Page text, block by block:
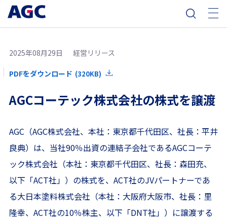
2025年08月29日 経営リリース
PDFをダウンロード (320KB)
AGCコーテック株式会社の株式を譲渡
AGC（AGC株式会社、本社：東京都千代田区、社長：平井
良典）は、当社90％出資の連結子会社であるAGCコーテ
ック株式会社（本社：東京都千代田区、社長：森田充、
以下「ACT社」）の株式を、ACT社のJVパートナーであ
る大日本塗料株式会社（本社：大阪府大阪市、社長：里
隆幸、ACT社の10％株主、以下「DNT社」）に譲渡する